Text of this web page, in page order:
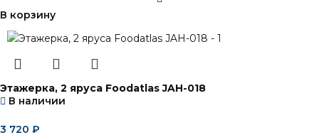
В корзину
Этажерка, 2 яруса Foodatlas JAH-018
В наличии
3 720 ₽